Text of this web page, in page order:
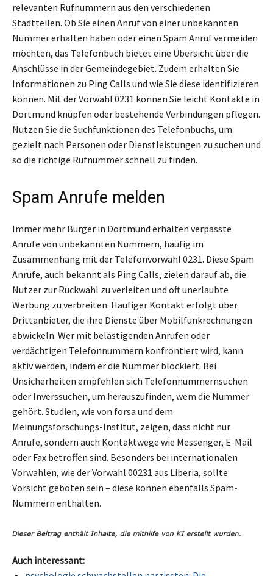
relevanten Rufnummern aus den verschiedenen
Stadtteilen. Ob Sie einen Anruf von einer unbekannten
Nummer erhalten haben oder einen Spam Anruf vermeiden
möchten, das Telefonbuch bietet eine Übersicht über die
Anschlüsse in der Gemeindegebiet. Zudem erhalten Sie
Informationen zu Ping Calls und wie Sie diese identifizieren
können. Mit der Vorwahl 0231 können Sie leicht Kontakte in
Dortmund knüpfen oder bestehende Verbindungen pflegen.
Nutzen Sie die Suchfunktionen des Telefonbuchs, um
gezielt nach Personen oder Dienstleistungen zu suchen und
so die richtige Rufnummer schnell zu finden.
Spam Anrufe melden
Immer mehr Bürger in Dortmund erhalten verpasste
Anrufe von unbekannten Nummern, häufig im
Zusammenhang mit der Telefonvorwahl 0231. Diese Spam
Anrufe, auch bekannt als Ping Calls, zielen darauf ab, die
Nutzer zur Rückwahl zu verleiten und oft unerlaubte
Werbung zu verbreiten. Häufiger Kontakt erfolgt über
Drittanbieter, die ihre Dienste über Mobilfunkrechnungen
abwickeln. Wer mit belästigenden Anrufen oder
verdächtigen Telefonnummern konfrontiert wird, kann
aktiv werden, indem er die Nummer blockiert. Bei
Unsicherheiten empfehlen sich Telefonnummernsuchen
oder Inverssuchen, um herauszufinden, wem die Nummer
gehört. Studien, wie von forsa und dem
Meinungsforschungs-Institut, zeigen, dass nicht nur
Anrufe, sondern auch Kontaktwege wie Messenger, E-Mail
oder Fax betroffen sind. Besonders bei internationalen
Vorwahlen, wie der Vorwahl 00231 aus Liberia, sollte
Vorsicht geboten sein – diese können ebenfalls Spam-
Nummern enthalten.
Auch interessant: